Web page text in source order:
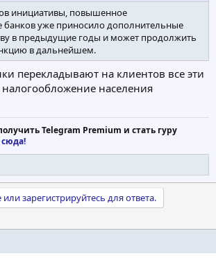
инициативы, повышенное
банков уже приносило дополнительные
в предыдущие годы и может продолжить
в дальнейшем.
перекладывают на клиентов все эти
населения
Telegram Premium и стать гуру
зарегистрируйтесь для ответа.